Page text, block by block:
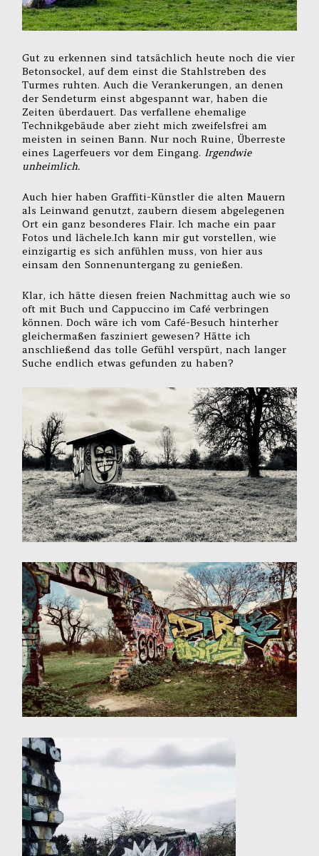
Gut zu erkennen sind tatsächlich heute noch die vier
Betonsockel, auf dem einst die Stahlstreben des
Turmes ruhten. Auch die Verankerungen, an denen
der Sendeturm einst abgespannt war, haben die
Zeiten überdauert. Das verfallene ehemalige
Technikgebäude aber zieht mich zweifelsfrei am
meisten in seinen Bann. Nur noch Ruine, Überreste
eines Lagerfeuers vor dem Eingang. Irgendwie
unheimlich.
Auch hier haben Graffiti-Künstler die alten Mauern
als Leinwand genutzt, zaubern diesem abgelegenen
Ort ein ganz besonderes Flair. Ich mache ein paar
Fotos und lächele.Ich kann mir gut vorstellen, wie
einzigartig es sich anfühlen muss, von hier aus
einsam den Sonnenuntergang zu genießen.
Klar, ich hätte diesen freien Nachmittag auch wie so
oft mit Buch und Cappuccino im Café verbringen
können. Doch wäre ich vom Café-Besuch hinterher
gleichermaßen fasziniert gewesen? Hätte ich
anschließend das tolle Gefühl verspürt, nach langer
Suche endlich etwas gefunden zu haben?